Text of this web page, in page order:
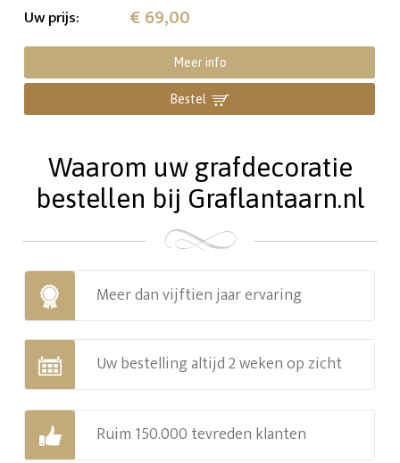
Uw prijs: € 69,00
Meer info
Bestel
Waarom uw grafdecoratie
bestellen bij Graflantaarn.nl
Meer dan vijftien jaar ervaring
Uw bestelling altijd 2 weken op zicht
Ruim 150.000 tevreden klanten